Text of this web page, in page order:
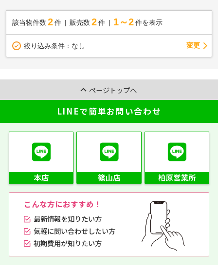
該当物件数 2件 販売数 2 件 1～2 件を表示
絞り込み条件： なし 変更
ページトップへ
LINEで簡単お問い合わせ
こんな方におすすめ！
最新情報を知りたい方
気軽に問い合わせしたい方
初期費用が知りたい方